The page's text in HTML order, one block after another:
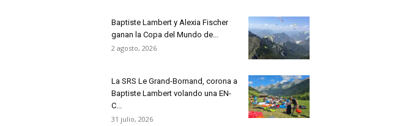
Baptiste Lambert y Alexia Fischer
ganan la Copa del Mundo de...
2 agosto, 2026
La SRS Le Grand-Bornand, corona a
Baptiste Lambert volando una EN-
C...
31 julio, 2026